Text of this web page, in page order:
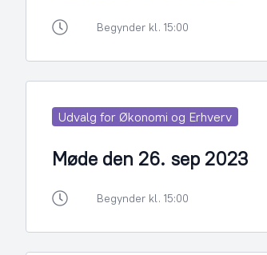
Begynder kl. 15:00
Udvalg for Økonomi og Erhverv
Møde den 26. sep 2023
Begynder kl. 15:00